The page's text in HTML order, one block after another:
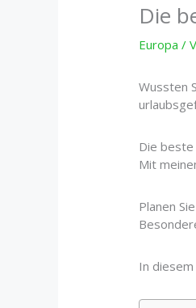
Die
Europa /
Wussten
Die
Mit
Planen
In